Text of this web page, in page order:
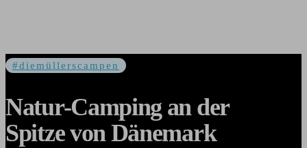
#diemüllerscampen
Natur-Camping an der
Spitze von Dänemark